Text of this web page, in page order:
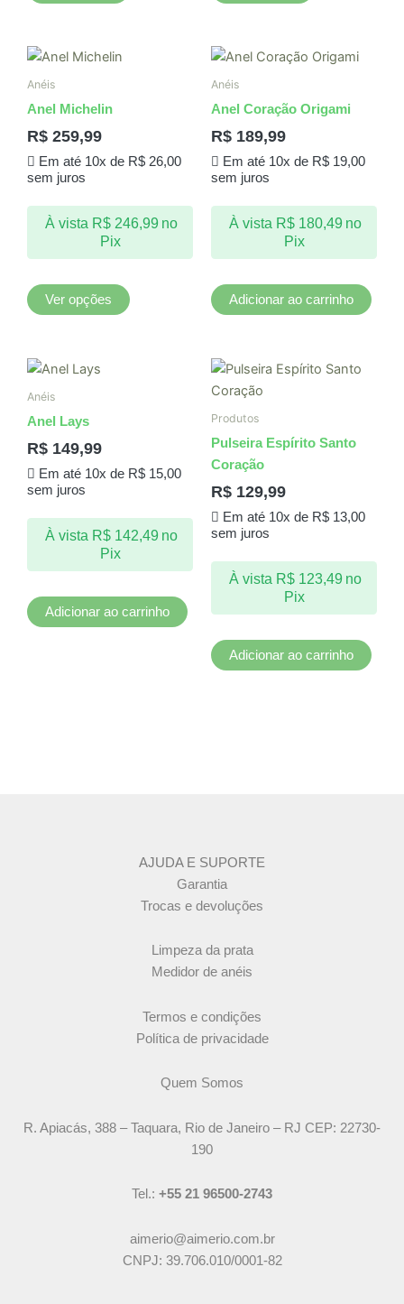
Anéis
Anel Michelin
R$ 259,99
Em até 10x de R$26,00
sem juros
À vista R$246,99 no
Pix
Ver opções
As
podem
ser
página
Anéis
Anel Coração Origami
R$ 189,99
Em até 10x de R$19,00
sem juros
À vista R$180,49 no
Pix
Adicionar ao carrinho
Anéis
Anel Lays
R$ 149,99
Em até 10x de R$15,00
sem juros
À vista R$142,49 no
Pix
Adicionar ao carrinho
Produtos
Pulseira Espírito Santo
Coração
R$ 129,99
Em até 10x de R$13,00
sem juros
À vista R$123,49 no
Pix
Adicionar ao carrinho
AJUDA E SUPORTE
Garantia
Trocas e devoluções
Limpeza da prata
Medidor de anéis
Termos e condições
Política de privacidade
Quem Somos
R. Apiacás, 388 – Taquara, Rio de Janeiro – RJ CEP: 22730-
190
Tel.: +55 21 96500-2743
aimerio@aimerio.com.br
CNPJ: 39.706.010/0001-82